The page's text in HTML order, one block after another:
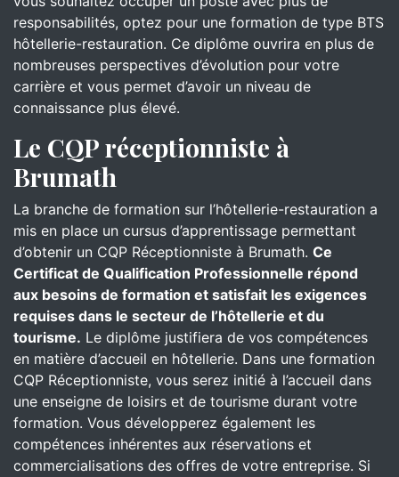
responsabilités, optez pour une formation de type BTS
hôtellerie-restauration. Ce diplôme ouvrira en plus de
nombreuses perspectives d’évolution pour votre
carrière et vous permet d’avoir un niveau de
connaissance plus élevé.
Le CQP réceptionniste à
Brumath
La branche de formation sur l’hôtellerie-restauration a
mis en place un cursus d’apprentissage permettant
d’obtenir un CQP Réceptionniste à Brumath. Ce
Certificat de Qualification Professionnelle répond
aux besoins de formation et satisfait les exigences
requises dans le secteur de l’hôtellerie et du
tourisme. Le diplôme justifiera de vos compétences
en matière d’accueil en hôtellerie. Dans une formation
CQP Réceptionniste, vous serez initié à l’accueil dans
une enseigne de loisirs et de tourisme durant votre
formation. Vous développerez également les
compétences inhérentes aux réservations et
commercialisations des offres de votre entreprise. Si